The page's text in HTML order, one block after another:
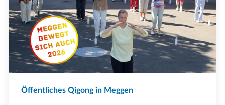
Öffentliches Qigong in Meggen